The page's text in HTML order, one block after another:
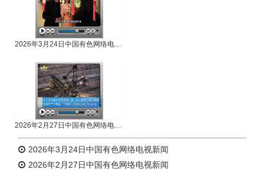
2026年3月24日中国有色网络电视新闻
2026年2月27日中国有色网络电视新闻
2026年3月24日中国有色网络电视新闻
2026年2月27日中国有色网络电视新闻